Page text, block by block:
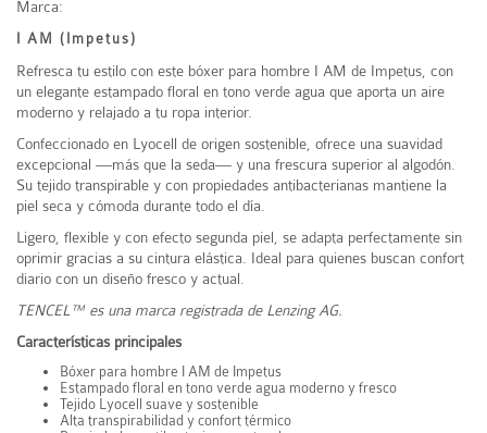
Marca:
I AM (Impetus)
Refresca tu estilo con este bóxer para hombre I AM de Impetus , con
un elegante estampado floral en tono verde agua que aporta un aire
moderno y relajado a tu ropa interior.
Confeccionado en Lyocell de origen sostenible, ofrece una suavidad
excepcional —más que la seda— y una frescura superior al algodón.
Su tejido transpirable y con propiedades antibacterianas mantiene la
piel seca y cómoda durante todo el día.
Ligero, flexible y con efecto segunda piel, se adapta perfectamente sin
oprimir gracias a su cintura elástica. Ideal para quienes buscan confort
diario con un diseño fresco y actual.
TENCEL™ es una marca registrada de Lenzing AG.
Características principales
Bóxer para hombre I AM de Impetus
Estampado floral en tono verde agua moderno y fresco
Tejido Lyocell suave y sostenible
Alta transpirabilidad y confort térmico